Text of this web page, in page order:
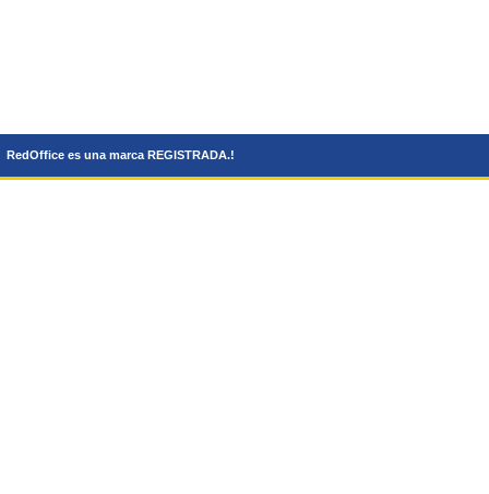
RedOffice es una marca REGISTRADA.!